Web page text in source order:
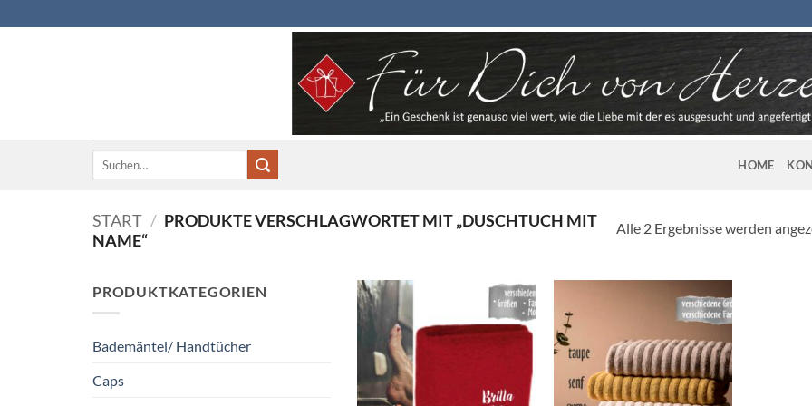
Inhalt
Suchen
HOME
START / PRODUKTE VERSCHLAGWORTET MIT „DUSCHTUCH MIT
NAME“
Alle 2 Ergebnisse werden
PRODUKTKATEGORIEN
Bademäntel/ Handtücher
Caps